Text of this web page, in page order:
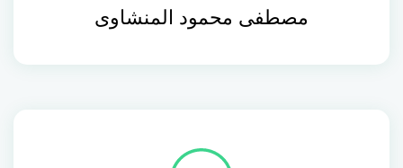
مصطفى محمود المنشاوى